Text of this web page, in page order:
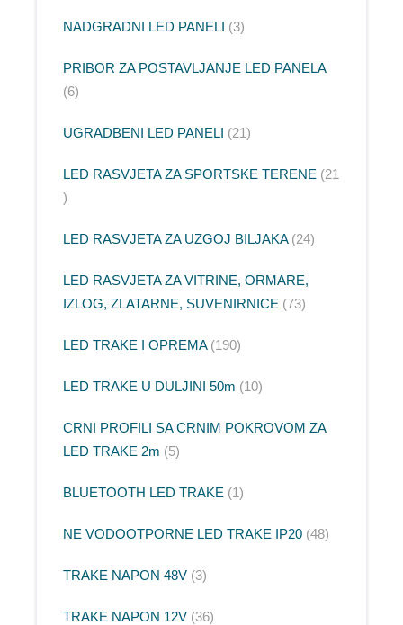
NADGRADNI LED PANELI 3
PRIBOR ZA POSTAVLJANJE LED PANELA
6
UGRADBENI LED PANELI 21
LED RASVJETA ZA SPORTSKE TERENE 21
LED RASVJETA ZA UZGOJ BILJAKA 24
LED RASVJETA ZA VITRINE, ORMARE,
IZLOG, ZLATARNE, SUVENIRNICE
73
LED TRAKE I OPREMA 190
LED TRAKE U DULJINI 50m 10
CRNI PROFILI SA CRNIM POKROVOM ZA
LED TRAKE 2m
5
BLUETOOTH LED TRAKE 1
NE VODOOTPORNE LED TRAKE IP20 48
TRAKE NAPON 48V 3
TRAKE NAPON 12V 36